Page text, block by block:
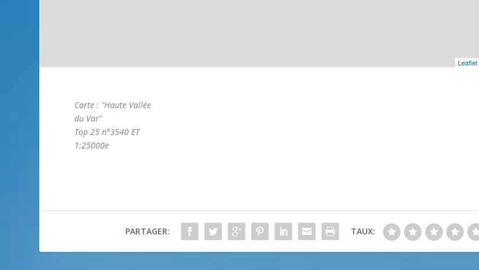
Leaflet
Carte : "Haute Vallée
du Var"
Top 25 n°3540 ET
1:25000e
PARTAGER: TAUX: